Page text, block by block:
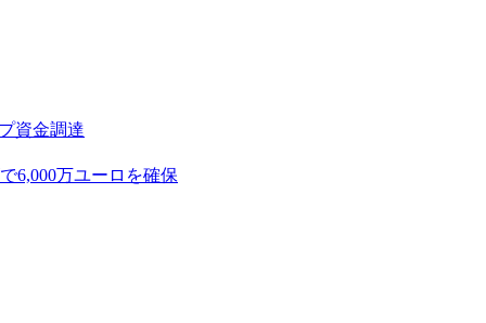
資金調達
6,000万ユーロを確保